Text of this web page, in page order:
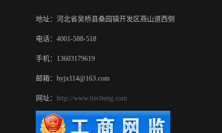
地址：河北省吴桥县桑园镇开发区燕山道西侧
电话：4001-588-518
手机：13603179619
邮箱：hyjx114@163.com
网址： http://www.tiecheng.com